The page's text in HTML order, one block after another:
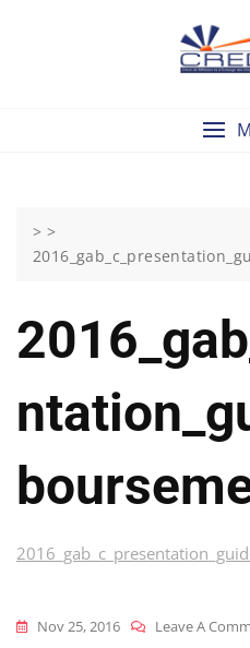
> >
Nov 25, 2016 Leave A